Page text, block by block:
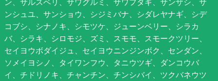
ンシュユ、サンショウ、シジミバナ、シダレヤナギ、シデ
コブシ、シナノキ、シモツケ、ジューンベリー、シラカ
バ、シラキ、シロモジ、ズミ、スモモ、スモークツリー、
セイヨウボダイジュ、セイヨウニンジンボク、センダン、
ソメイヨシノ、タイワンフウ、タニウツギ、ダンコウバ
イ、チドリノキ、チャンチン、チンシバイ、ツクバネウツ